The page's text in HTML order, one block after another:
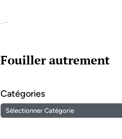
Fouiller autrement
Catégories